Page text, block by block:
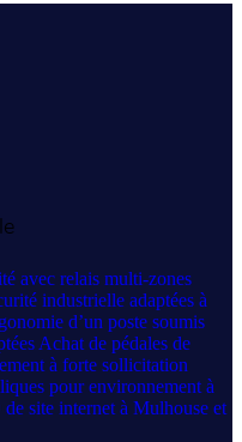
avec relais multi-zones
industrielle adaptées à
d’un poste soumis
Achat de pédales de
à forte sollicitation
pour environnement à
site internet à Mulhouse et